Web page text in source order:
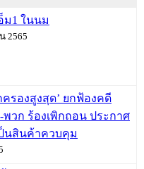
ม1 ในนม
2565
ครองสูงสุด’ ยกฟ้องคดี
พวก ร้องเพิกถอน ประกาศ
นสินค้าควบคุม